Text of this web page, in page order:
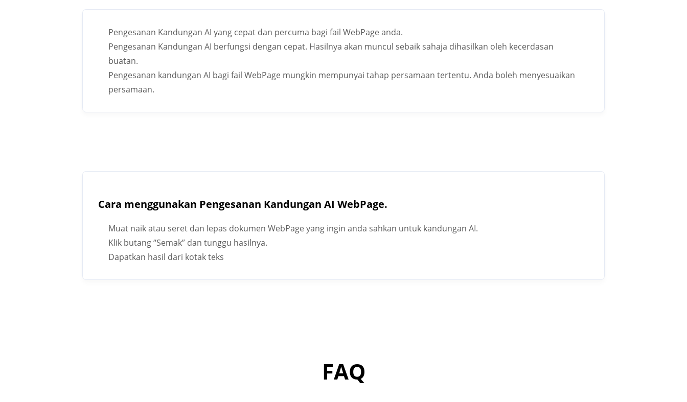
Pengesanan Kandungan AI yang cepat dan percuma bagi fail WebPage anda.
Pengesanan Kandungan AI berfungsi dengan cepat. Hasilnya akan muncul sebaik sahaja dihasilkan oleh kecerdasan
buatan.
Pengesanan kandungan AI bagi fail WebPage mungkin mempunyai tahap persamaan tertentu. Anda boleh menyesuaikan
persamaan.
Cara menggunakan Pengesanan Kandungan AI WebPage.
Muat naik atau seret dan lepas dokumen WebPage yang ingin anda sahkan untuk kandungan AI.
Klik butang “Semak” dan tunggu hasilnya.
Dapatkan hasil dari kotak teks
FAQ